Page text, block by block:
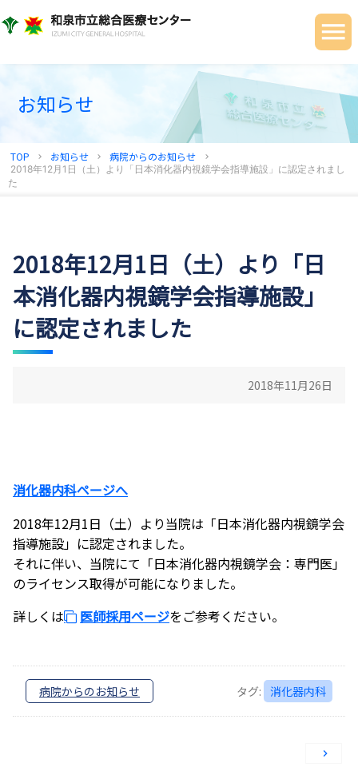
地域連携センター
お知らせ
TOP chevron_right お知らせ chevron_right 病院からのお知らせ chevron_right
2018年12月1日（土）より「日本消化器内視鏡学会指導施設」に認定されまし
た
2018年12月1日（土）より「日
本消化器内視鏡学会指導施設」
に認定されました
2018年11月26日
消化器内科ページへ
2018年12月1日（土）より当院は「日本消化器内視鏡学会
指導施設」に認定されました。
それに伴い、当院にて「日本消化器内視鏡学会：専門医」
のライセンス取得が可能になりました。
詳しくは
医師採用ページをご参考ください。
病院からのお知らせ タグ: 消化器内科